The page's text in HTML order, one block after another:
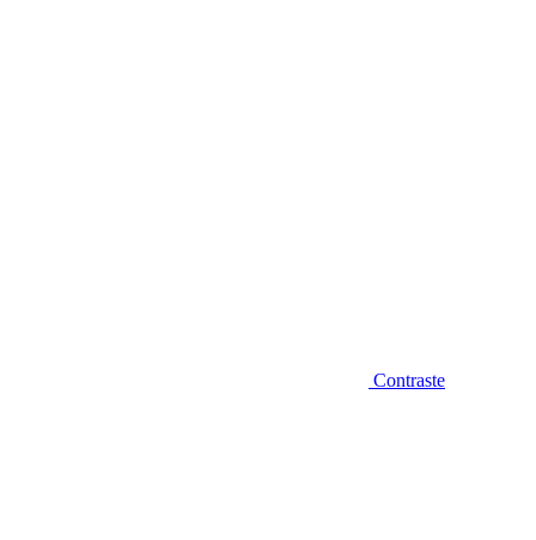
Contraste